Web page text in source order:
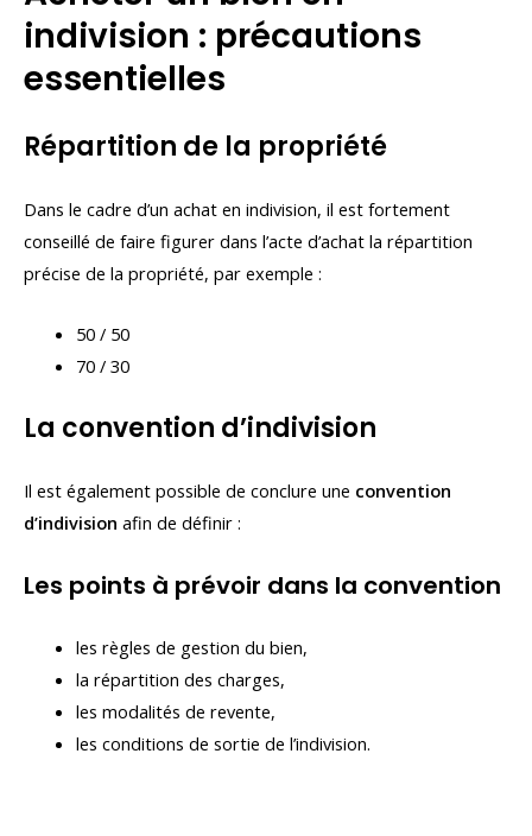
indivision : précautions
essentielles
Répartition de la propriété
Dans le cadre d’un achat en indivision, il est fortement
conseillé de faire figurer dans l’acte d’achat la répartition
précise de la propriété, par exemple :
50 / 50
70 / 30
La convention d’indivision
Il est également possible de conclure une convention
d’indivision afin de définir :
Les points à prévoir dans la convention
les règles de gestion du bien,
la répartition des charges,
les modalités de revente,
les conditions de sortie de l’indivision.